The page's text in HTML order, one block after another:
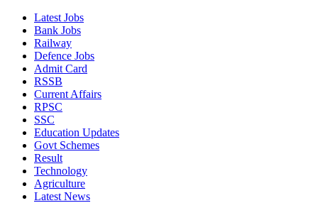
Latest Jobs
Bank Jobs
Railway
Defence Jobs
Admit Card
RSSB
Current Affairs
RPSC
SSC
Education Updates
Govt Schemes
Result
Technology
Agriculture
Latest News